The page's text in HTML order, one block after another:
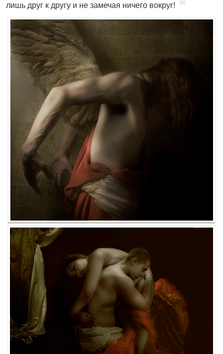
лишь друг к другу и не замечая ничего вокруг!